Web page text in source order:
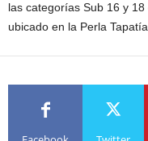
las categorías Sub 16 y
ubicado en la Perla